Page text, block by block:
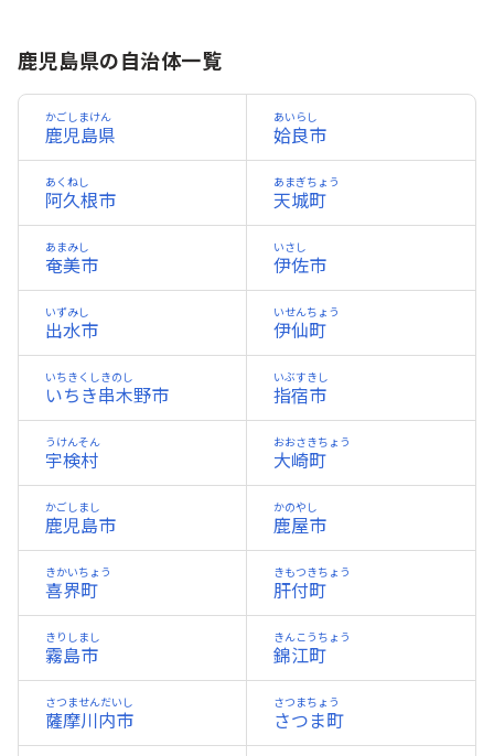
鹿児島県の自治体一覧
鹿児島県
かごしまけん
姶良市
あいらし
阿久根市
あくねし
天城町
あまぎちょう
奄美市
あまみし
伊佐市
いさし
出水市
いずみし
伊仙町
いせんちょう
いちき串木野市
いちきくしきのし
指宿市
いぶすきし
宇検村
うけんそん
大崎町
おおさきちょう
鹿児島市
かごしまし
鹿屋市
かのやし
喜界町
きかいちょう
肝付町
きもつきちょう
霧島市
きりしまし
錦江町
きんこうちょう
薩摩川内市
さつませんだいし
さつま町
さつまちょう